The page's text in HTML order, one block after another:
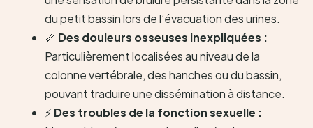
du petit bassin lors de l’évacuation des urines.
🦴 Des douleurs osseuses inexpliquées :
Particulièrement localisées au niveau de la
colonne vertébrale, des hanches ou du bassin,
pouvant traduire une dissémination à distance.
⚡Des troubles de la fonction sexuelle :